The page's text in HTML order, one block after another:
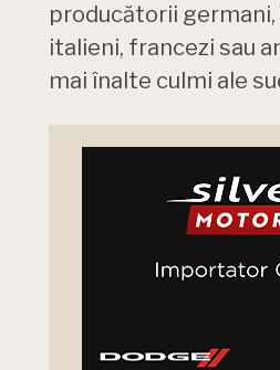
producătorii
italieni, francezi sau
mai înalte culmi ale